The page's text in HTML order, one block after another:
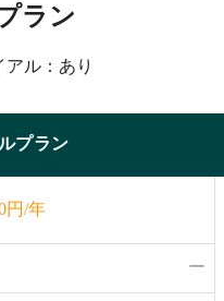
ラン
ル：あり
プラン
円/年
ー